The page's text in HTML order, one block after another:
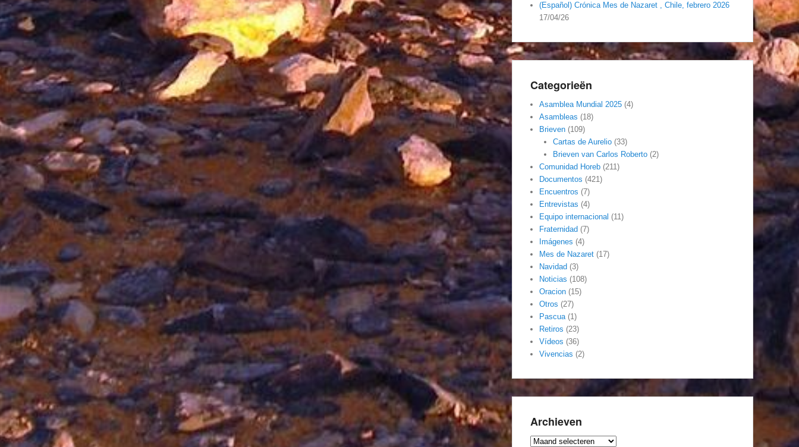
(Español) Crónica Mes de Nazaret , Chile, febrero 2026
17/04/26
Categorieën
Asamblea Mundial 2025 (4)
Asambleas (18)
Brieven (109)
Cartas de Aurelio(33)
Brieven van Carlos Roberto(2)
Comunidad Horeb (211)
Documentos (421)
Encuentros (7)
Entrevistas (4)
Equipo internacional (11)
Fraternidad (7)
Imágenes (4)
Mes de Nazaret (17)
Navidad (3)
Noticias (108)
Oracion (15)
Otros (27)
Pascua(1)
Retiros (23)
Vídeos (36)
Vivencias (2)
Archieven
Archieven